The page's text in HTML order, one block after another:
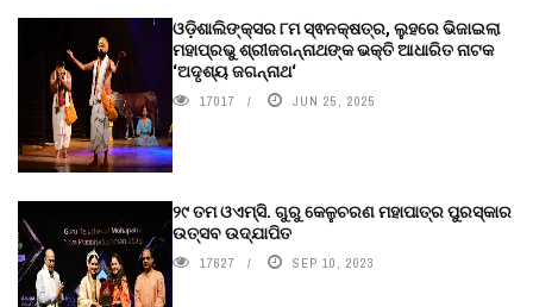
ଓଡ଼ିଶାଲିଙ୍କ୍ସର ୮ମ ସ୍ଵନକ୍ଷତ୍ର, ଲୁହରେ ଭିଜାଇଲା
ମହାପ୍ରଭୁ ଶ୍ରୀଜଗନ୍ନାଥଙ୍କ ଭକ୍ତି ଆଧାରିତ ନାଟକ
‘ଅଦୃଶ୍ୟ ଜଗନ୍ନାଥ‘
17017 JUN 25, 2025
୨୯ ତମ ଓଏମ୍‌ସି. ଗୁରୁ କେଳୁଚରଣ ମହାପାତ୍ର ପୁରସ୍କାର
ଉତ୍ସବ ଉଦ୍‍ଯାପିତ
17627 SEP 10, 2023